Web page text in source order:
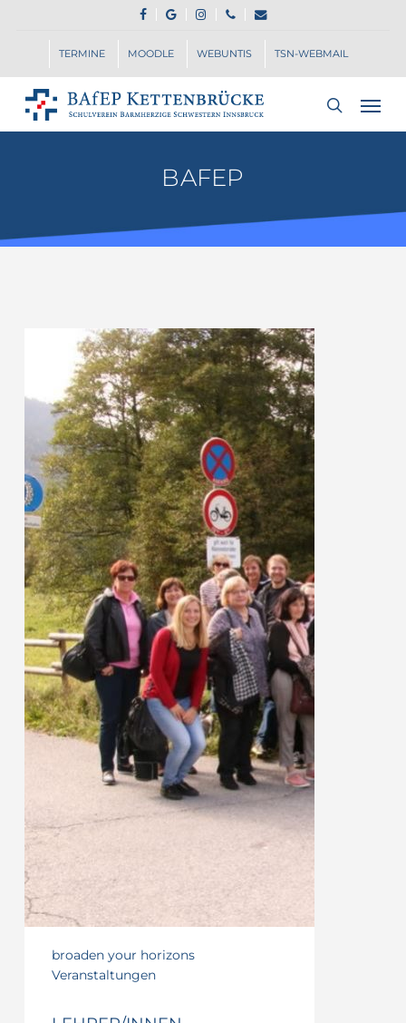
content
FACEBOOK
GOOGLE-
PLUS
INSTAGRAM
PHONEEMAIL
TERMINE MOODLE WEBUNTIS TSN-WEBMAIL
search
Menu
BAFEP
broaden your horizons
Veranstaltungen